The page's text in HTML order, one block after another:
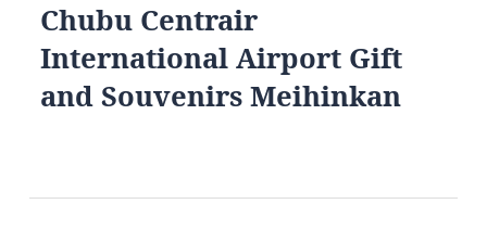
Chubu Centrair
International Airport Gift
and Souvenirs Meihinkan